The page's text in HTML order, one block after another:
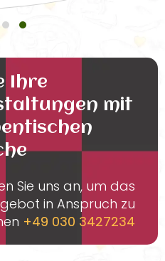
Ihre
mit
Sie uns an, um das
in Anspruch zu
+49 030 3427234